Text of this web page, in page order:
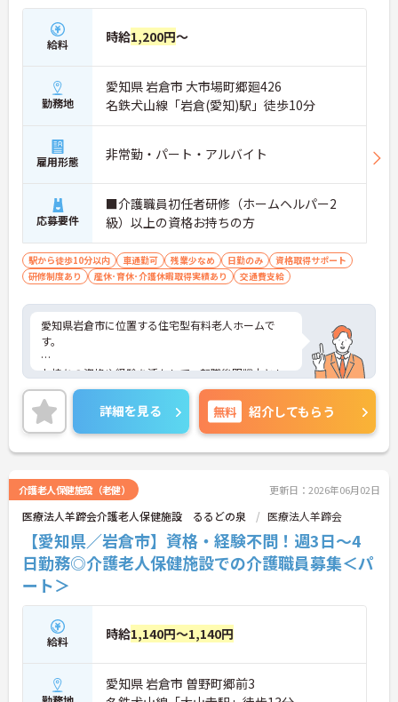
給料 時給1,200円～
勤務地
愛知県 岩倉市 大市場町郷廻426
名鉄犬山線「岩倉(愛知)駅」徒歩10分
雇用形態 非常勤・パート・アルバイト
応募要件
■介護職員初任者研修（ホームヘルパー2
級）以上の資格お持ちの方
駅から徒歩10分以内 車通勤可 残業少なめ 日勤のみ
資格取得サポート
研修制度あり
産休･育休･介護休暇取得実績あり 交通費支給
愛知県岩倉市に位置する住宅型有料老人ホームで
す。
お持ちの資格や経験を活かして、転職後即戦力とし
て活躍できる環境があります。
マイカー通勤が可能なため、通勤に便利です。
ご興味をお持ちの方はお気軽にお問い合わせくださ
詳細を見る 無料 紹介してもらう
介護老人保健施設（老健） 更新日：2026年06月02日
医療法人羊蹄会介護老人保健施設 るるどの泉 医療法人羊蹄会
【愛知県／岩倉市】資格・経験不問！週3日～4
日勤務◎介護老人保健施設での介護職員募集＜パ
ート＞
給料 時給1,140円～1,140円
愛知県 岩倉市 曽野町郷前3